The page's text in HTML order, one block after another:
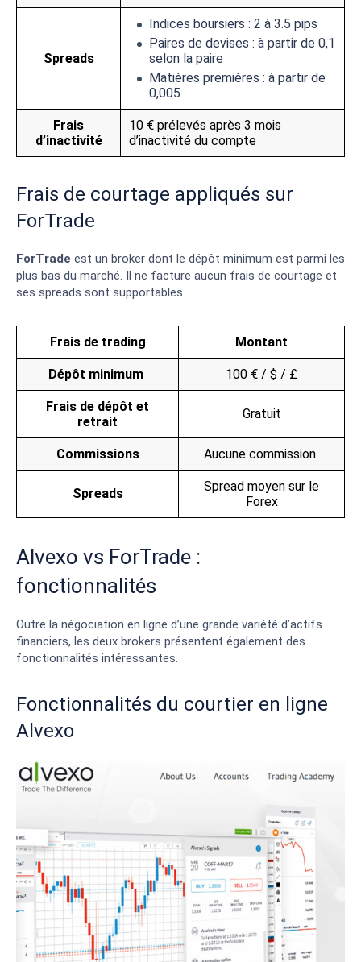
Spreads
Indices boursiers : 2 à 3.5 pips
Paires de devises : à partir de 0,1
selon la paire
Matières premières : à partir de
0,005
Frais
d’inactivité
10 € prélevés après 3 mois
d’inactivité du compte
Frais de courtage appliqués sur
ForTrade
ForTrade est un broker dont le dépôt minimum est parmi les
plus bas du marché. Il ne facture aucun frais de courtage et
ses spreads sont supportables.
Frais de trading Montant
Dépôt minimum 100 € / $ / £
Frais de dépôt et
retrait
Gratuit
Commissions Aucune commission
Spreads
Spread moyen sur le
Forex
Alvexo vs ForTrade :
fonctionnalités
Outre la négociation en ligne d’une grande variété d’actifs
financiers, les deux brokers présentent également des
fonctionnalités intéressantes.
Fonctionnalités du courtier en ligne
Alvexo